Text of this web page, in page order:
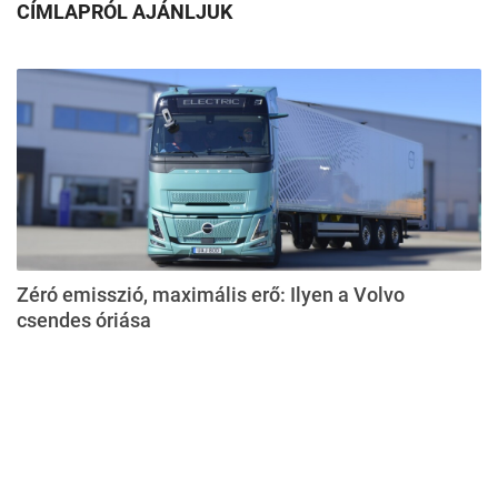
CÍMLAPRÓL AJÁNLJUK
Zéró emisszió, maximális erő: Ilyen a Volvo
csendes óriása